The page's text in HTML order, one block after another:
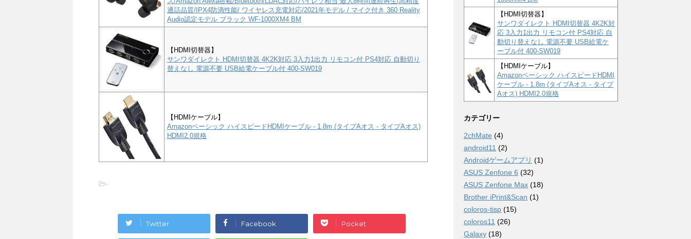
通話品質/IPX4防滴性能/ ワイヤレス充電対応/2021年モデル / マイク付き 360 Reality
Audio認定モデル ブラック WF-1000XM4 BM
【HDMI切替器】
サンワダイレクト HDMI切替器 4K2K対応 3入力1出力 リモコン付 PS4対応 自動切り
替えなし 電源不要 USB給電ケーブル付 400-SW019
【HDMIケーブル】
Amazonベーシック ハイスピードHDMIケーブル - 1.8m (タイプAオス - タイプAオス)
HDMI2.0規格
-
Twitter Facebook Pocket
【HDMI切替器】
サンワダイレクト HDMI切替器 4K2K対
応 3入力1出力 リモコン付 PS4対応 自
動切り替えなし 電源不要 USB給電ケ
ーブル付 400-SW019
【HDMIケーブル】
Amazonベーシック ハイスピードHDMI
ケーブル - 1.8m (タイプAオス - タイプ
Aオス) HDMI2.0規格
カテゴリー
2chMate (4)
android11 (2)
Androidゲームアプリ (1)
ASUS Zenfone 6 (32)
ASUS Zenfone Max (18)
Brother iPrint&Scan (1)
coloros-tisp (15)
coloros11 (26)
Galaxy (18)